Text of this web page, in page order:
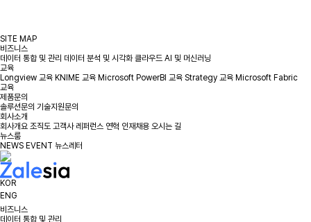
SITE MAP
비즈니스
데이터 통합 및 관리 데이터 분석 및 시각화 클라우드 AI 및 머신러닝
교육
Longview 교육 KNIME 교육 Microsoft PowerBI 교육 Strategy 교육 Microsoft Fabric
교육
제품문의
솔루션문의 기술지원문의
회사소개
회사개요 조직도 고객사 레퍼런스 연혁 인재채용 오시는 길
뉴스룸
NEWS EVENT 뉴스레터
KOR
ENG
비즈니스
데이터 통합 및 관리